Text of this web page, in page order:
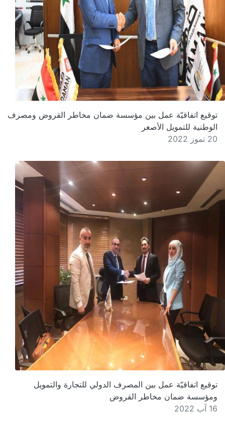
توقيع اتفاقيّة عمل بين مؤسسة ضمان مخاطر القروض ومصرف
الوطنية للتمويل الأصغر
20 تموز 2022
توقيع اتفاقيّة عمل بين المصرف الدولي للتجارة والتمويل
ومؤسسة ضمان مخاطر القروض
16 آب 2022